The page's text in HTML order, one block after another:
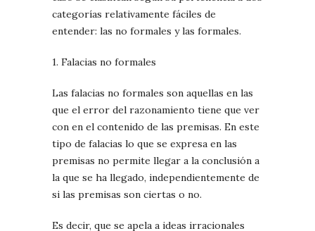
categorías relativamente fáciles de
entender: las no formales y las formales.
1. Falacias no formales
Las falacias no formales son aquellas en las
que el error del razonamiento tiene que ver
con en el contenido de las premisas. En este
tipo de falacias lo que se expresa en las
premisas no permite llegar a la conclusión a
la que se ha llegado, independientemente de
si las premisas son ciertas o no.
Es decir, que se apela a ideas irracionales